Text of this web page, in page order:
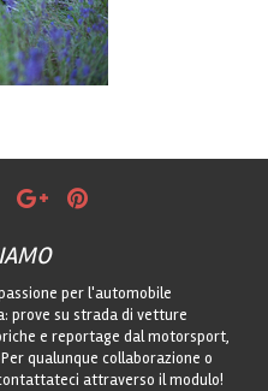
per l'automobile
prove su strada di vetture
e reportage dal motorsport,
qualunque collaborazione o
attraverso il modulo!